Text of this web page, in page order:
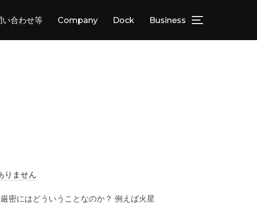
い合わせ等 Company Dock Business サイドバーと
りません
密にはどういうことなのか？ 例えば火星